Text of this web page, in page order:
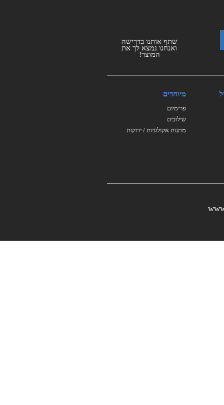
שתף אותנו בדרישה
ואנחנו נמצא לך את
המוצר!
מיוחדים
פרימיום
שילובים
מתנות אקולוגיות / ירוקות